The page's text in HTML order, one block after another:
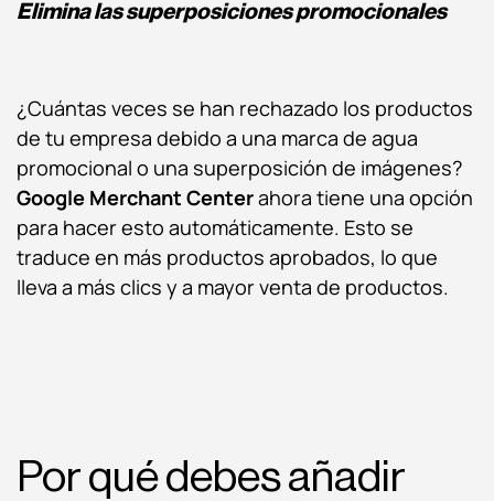
Elimina las superposiciones promocionales
¿Cuántas veces se han rechazado los productos
de tu empresa debido a una marca de agua
promocional o una superposición de imágenes?
Google Merchant Centerahora tiene una opción
para hacer esto automáticamente. Esto se
traduce en más productos aprobados, lo que
lleva a más clics y a mayor venta de productos.
Por qué debes añadir